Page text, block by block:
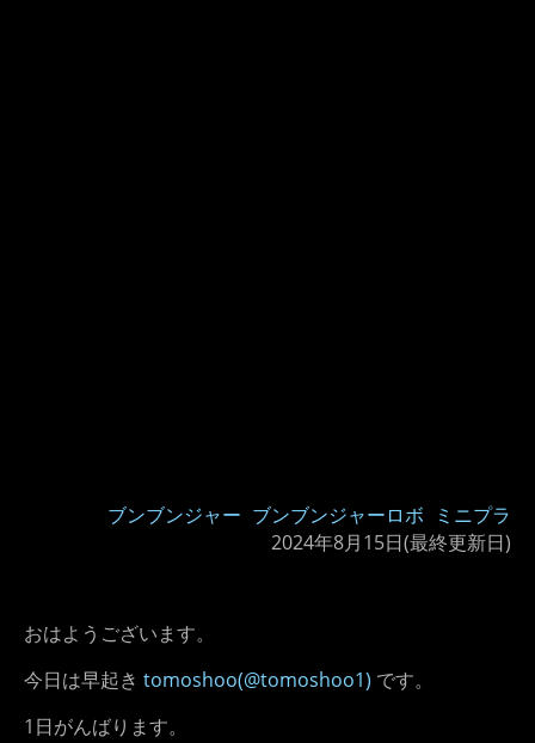
ブンブンジャー ブンブンジャーロボ
ミニプラ
2024年8月15日(最終更新日)
おはようございます。
今日は早起き tomoshoo(@tomoshoo1) です。
1日がんばります。